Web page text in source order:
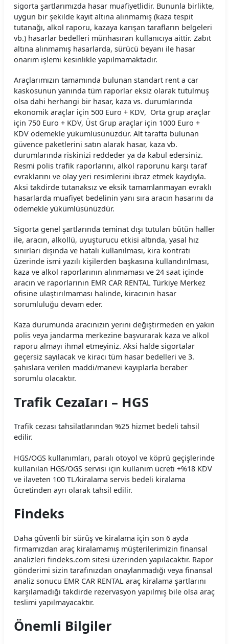
sigorta şartlarımızda hasar muafiyetlidir. Bununla birlikte,
uygun bir şekilde kayıt altına alınmamış (kaza tespit
tutanağı, alkol raporu, kazaya karışan tarafların belgeleri
vb.) hasarlar bedelleri münhasıran kullanıcıya aittir. Zabıt
altına alınmamış hasarlarda, sürücü beyanı ile hasar
onarım işlemi kesinlikle yapılmamaktadır.
Araçlarımızın tamamında bulunan standart rent a car
kaskosunun yanında tüm raporlar eksiz olarak tutulmuş
olsa dahi herhangi bir hasar, kaza vs. durumlarında
ekonomik araçlar için 500 Euro + KDV, Orta grup araçlar
için 750 Euro + KDV, Üst Grup araçlar için 1000 Euro +
KDV ödemekle yükümlüsünüzdür. Alt tarafta bulunan
güvence paketlerini satın alarak hasar, kaza vb.
durumlarında riskinizi reddeder ya da kabul edersiniz.
Resmi polis trafik raporlarını, alkol raporunu karşı taraf
evraklarını ve olay yeri resimlerini ibraz etmek kaydıyla.
Aksi takdirde tutanaksız ve eksik tamamlanmayan evraklı
hasarlarda muafiyet bedelinin yanı sıra aracın hasarını da
ödemekle yükümlüsünüzdür.
Sigorta genel şartlarında teminat dışı tutulan bütün haller
ile, aracın, alkollü, uyuşturucu etkisi altında, yasal hız
sınırları dışında ve hatalı kullanılması, kira kontratı
üzerinde ismi yazılı kişilerden başkasına kullandırılması,
kaza ve alkol raporlarının alınmaması ve 24 saat içinde
aracın ve raporlarının EMR CAR RENTAL Türkiye Merkez
ofisine ulaştırılmaması halinde, kiracının hasar
sorumluluğu devam eder.
Kaza durumunda aracınızın yerini değiştirmeden en yakın
polis veya jandarma merkezine başvurarak kaza ve alkol
raporu almayı ihmal etmeyiniz. Aksi halde sigortalar
geçersiz sayılacak ve kiracı tüm hasar bedelleri ve 3.
şahıslara verilen maddi/manevi kayıplarla beraber
sorumlu olacaktır.
Trafik CezaIarı – HGS
Trafik cezası tahsilatlarından %25 hizmet bedeli tahsil
edilir.
HGS/OGS kullanımları, paralı otoyol ve köprü geçişlerinde
kullanılan HGS/OGS servisi için kullanım ücreti +%18 KDV
ve ilaveten 100 TL/kiralama servis bedeli kiralama
ücretinden ayrı olarak tahsil edilir.
Findeks
Daha güvenli bir sürüş ve kiralama için son 6 ayda
firmamızdan araç kiralamamış müşterilerimizin finansal
analizleri findeks.com sitesi üzerinden yapılacaktır. Rapor
gönderimi sizin tarafınızdan onaylanmadığı veya finansal
analiz sonucu EMR CAR RENTAL araç kiralama şartlarını
karşılamadığı takdirde rezervasyon yapılmış bile olsa araç
teslimi yapılmayacaktır.
Önemli Bilgiler